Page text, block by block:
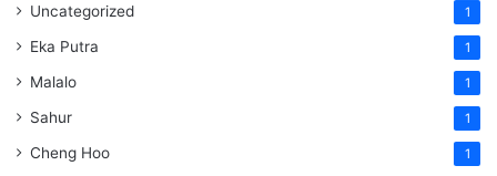
Uncategorized 1
Eka Putra 1
Malalo 1
Sahur 1
Cheng Hoo 1